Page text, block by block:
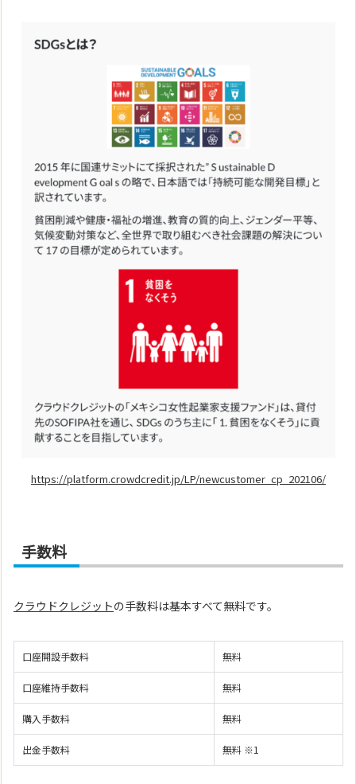
https://platform.crowdcredit.jp/LP/newcustomer_cp_202106/
手数料
クラウドクレジットの手数料は基本すべて無料です。
口座開設手数料 無料
口座維持手数料 無料
購入手数料 無料
出金手数料 無料 ※1